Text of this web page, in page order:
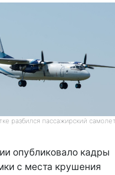
разбился пассажирский самолет
опубликовало кадры
с места крушения